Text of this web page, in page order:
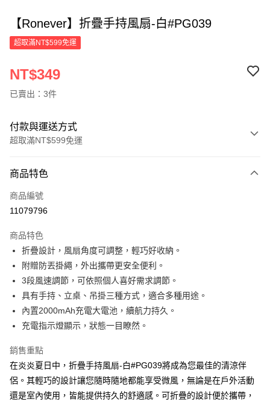
【Ronever】折疊手持風扇-白#PG039
超取滿NT$599免運
NT$349
已賣出：3件
付款與運送方式
超取滿NT$599免運
信用卡一次付款
超商取貨付款
Apple Pay
街口支付
悠遊付
Google Pay
相關說明
【關於「AFTEE先享後付」】
AFTEE先享後付是「在收到商品之後才付款」的支付方式。 讓您購物簡單
便利好安心！
１．簡單：不需註冊會員、不需綁卡、不需儲值。
商品特色
商品編號
11079796
商品特色
折疊設計，風扇角度可調整，輕巧好收納。
附贈防丟掛繩，外出攜帶更安全便利。
3段風速調節，可依照個人喜好需求調節。
具有手持、立桌、吊掛三種方式，適合多種用途。
內置2000mAh充電大電池，續航力持久。
充電指示燈顯示，狀態一目瞭然。
銷售重點
在炎炎夏日中，折疊手持風扇-白#PG039將成為您最佳的清涼伴
侶。其輕巧的設計讓您隨時隨地都能享受微風，無論是在戶外活動
還是室內使用，皆能提供持久的舒適感。可折疊的設計便於攜帶，